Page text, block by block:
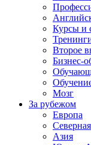
Курсы и
Второе
Бизнес-
Мозг
За рубежом
Европа
Азия